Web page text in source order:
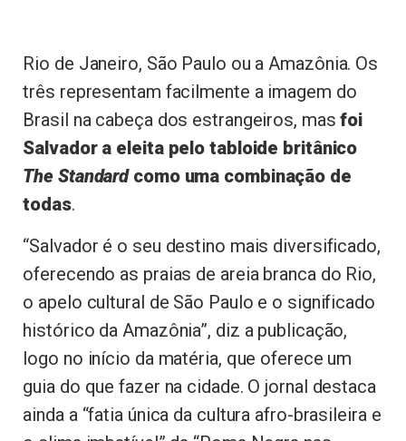
Rio de Janeiro, São Paulo ou a Amazônia. Os
três representam facilmente a imagem do
Brasil na cabeça dos estrangeiros, masfoi
Salvador a eleita pelo tabloide britânico
The Standardcomo uma combinação de
todas.
“Salvador é o seu destino mais diversificado,
oferecendo as praias de areia branca do Rio,
o apelo cultural de São Paulo e o significado
histórico da Amazônia”, diz a publicação,
logo no início da matéria, que oferece um
guia do que fazer na cidade. O jornal destaca
ainda a “fatia única da cultura afro-brasileira e